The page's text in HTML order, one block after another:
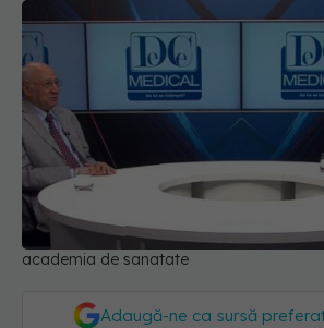
academia de sanatate
Adaugă-ne ca sursă